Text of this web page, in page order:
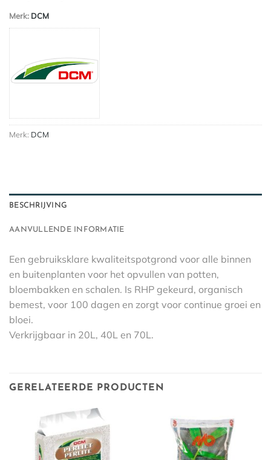
Merk: DCM
Merk: DCM
BESCHRIJVING
AANVULLENDE INFORMATIE
Een gebruiksklare kwaliteitspotgrond voor alle binnen
en buitenplanten voor het opvullen van potten,
bloembakken en schalen. Is RHP gekeurd, organisch
bemest, voor 100 dagen en zorgt voor continue groei en
bloei.
Verkrijgbaar in 20L, 40L en 70L.
GERELATEERDE PRODUCTEN